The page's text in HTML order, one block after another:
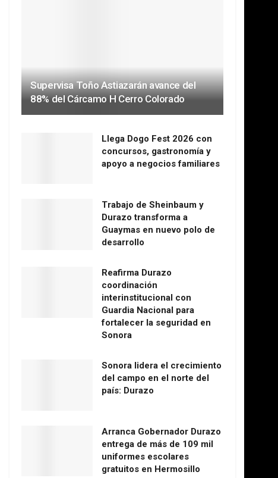
Supervisa Toño Astiazarán avance del
88% del Cárcamo H Cerro Colorado
Llega Dogo Fest 2026 con
concursos, gastronomía y
apoyo a negocios familiares
Trabajo de Sheinbaum y
Durazo transforma a
Guaymas en nuevo polo de
desarrollo
Reafirma Durazo
coordinación
interinstitucional con
Guardia Nacional para
fortalecer la seguridad en
Sonora
Sonora lidera el crecimiento
del campo en el norte del
país: Durazo
Arranca Gobernador Durazo
entrega de más de 109 mil
uniformes escolares
gratuitos en Hermosillo